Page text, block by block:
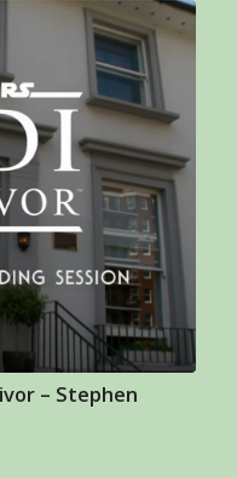
– Stephen